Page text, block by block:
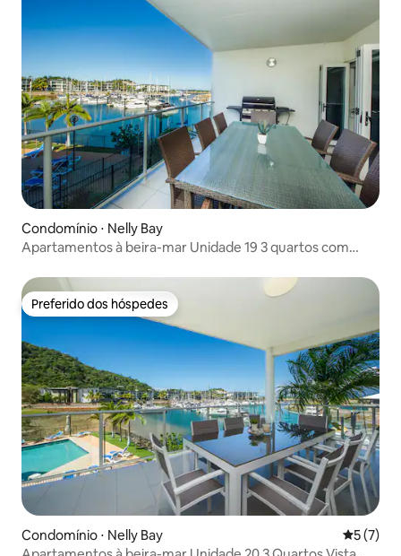
Condomínio ⋅ Nelly Bay
Apartamentos à beira-mar Unidade 19 3 quartos com
Preferido dos hóspedes
Preferido dos hóspedes
Condomínio ⋅ Nelly Bay 5 de
5 (7)